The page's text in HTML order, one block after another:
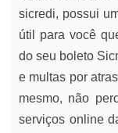
sicredi, possui
útil para você
do seu boleto
e multas por
mesmo, não
serviços online